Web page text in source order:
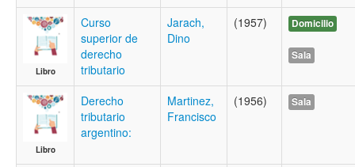
Libro
Curso
superior de
derecho
tributario
Jarach,
Dino
(1957) Domicilio
Sala
Libro
Derecho
tributario
argentino:
Martinez,
Francisco
(1956) Sala